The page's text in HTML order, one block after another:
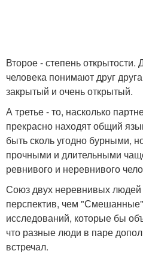
Второе - степень
человека понимают друг
закрытый и очень открытый.
А третье - то, насколько
прекрасно находят общий
быть сколь угодно бурными,
прочными и длительными
ревнивого и неревнивого
Союз двух неревнивых
перспектив, чем
исследований, которые бы
что разные люди в паре
встречал.